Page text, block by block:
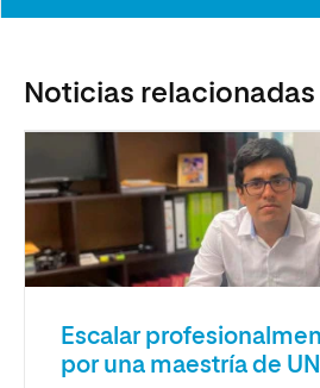
Noticias relacionadas
Escalar
por una maestría de